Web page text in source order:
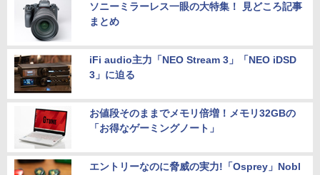
ソニーミラーレス一眼の大特集！ 見どころ記事
まとめ
iFi audio主力「NEO Stream 3」「NEO iDSD
3」に迫る
お値段そのままでメモリ倍増！メモリ32GBの
「お得なゲーミングノート」
エントリーなのに脅威の実力!「Osprey」Nobl